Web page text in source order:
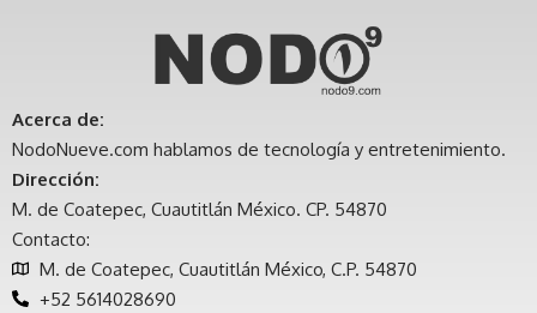
Acerca de:
NodoNueve.com hablamos de tecnología y entretenimiento.
Dirección:
M. de Coatepec, Cuautitlán México. CP. 54870
Contacto:
M. de Coatepec, Cuautitlán México, C.P. 54870
+52 5614028690